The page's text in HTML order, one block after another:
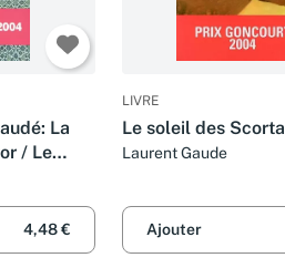
La
/ Le
4,48 €
LIVRE
Le soleil des Scorta
Laurent Gaude
Ajouter